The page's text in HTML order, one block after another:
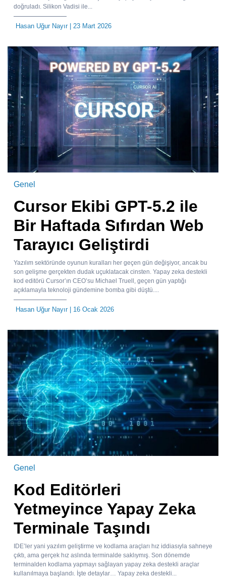
doğruladı. Silikon Vadisi ile...
Hasan Uğur Nayır| 23 Mart 2026
Genel
Cursor Ekibi GPT-5.2 ile
Bir Haftada Sıfırdan Web
Tarayıcı Geliştirdi
Yazılım sektöründe oyunun kuralları her geçen gün değişiyor, ancak bu
son gelişme gerçekten dudak uçuklatacak cinsten. Yapay zeka destekli
kod editörü Cursor’ın CEO’su Michael Truell, geçen gün yaptığı
açıklamayla teknoloji gündemine bomba gibi düştü....
Hasan Uğur Nayır| 16 Ocak 2026
Genel
Kod Editörleri
Yetmeyince Yapay Zeka
Terminale Taşındı
IDE’ler yani yazılım geliştirme ve kodlama araçları hız iddiasıyla sahneye
çıktı, ama gerçek hız aslında terminalde saklıymış. Son dönemde
terminalden kodlama yapmayı sağlayan yapay zeka destekli araçlar
kullanılmaya başlandı. İşte detaylar… Yapay zeka destekli...